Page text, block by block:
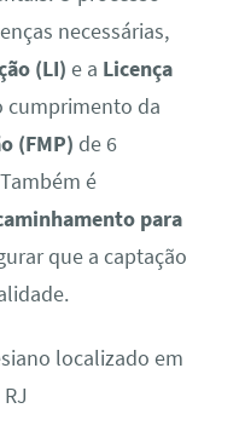
necessárias,
(LI) e a Licença
cumprimento da
(FMP) de 6
é
para
que a captação